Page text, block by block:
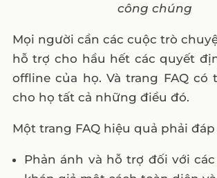
công chúng
Mọi người cần các cuộc trò
hỗ trợ cho hầu hết các quyết
offline của họ. Và trang FAQ có
cho họ tất cả những điều đó.
Một trang FAQ hiệu quả phải
Phản ánh và hỗ trợ đối với